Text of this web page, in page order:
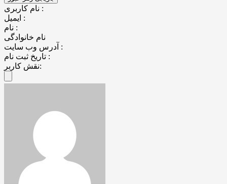
نام کاربری :
ایمیل :
نام :
نام خانوادگی
آدرس وب سایت :
تاریخ ثبت نام :
نقش کاربر: